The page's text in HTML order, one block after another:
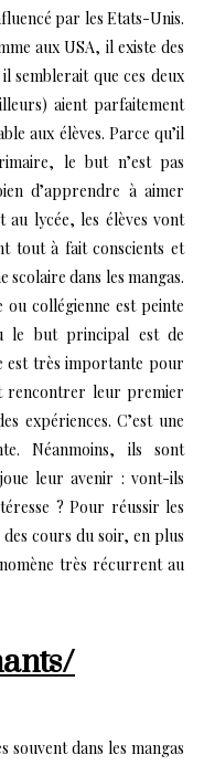
par les Etats-Unis.
aux USA, il existe des
semblerait que ces deux
aient parfaitement
aux élèves. Parce qu’il
le but n’est pas
d’apprendre à aimer
au lycée, les élèves vont
tout à fait conscients et
scolaire dans les mangas.
ou collégienne est peinte
le but principal est de
est très importante pour
rencontrer leur premier
expériences. C’est une
Néanmoins, ils sont
leur avenir : vont-ils
? Pour réussir les
cours du soir, en plus
très récurrent au
souvent dans les mangas